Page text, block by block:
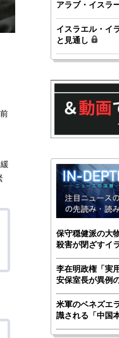
アラブ・イスラ
イスラエル・イ
と見通し
保守穏健派の大
殺害が閉ざすイ
李在明政権「実
安保室長が異例
米軍のベネズエ
識される「中国